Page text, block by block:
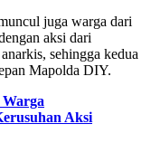
juga warga dari
aksi dari
sehingga kedua
Mapolda DIY.
Aksi